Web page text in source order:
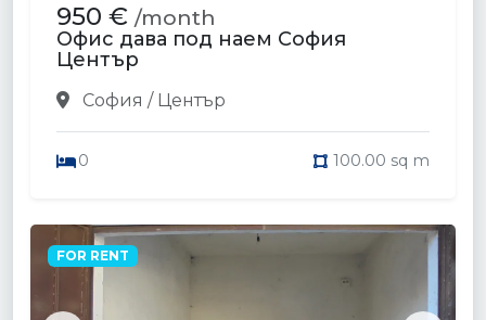
950 € /month
Офис дава под наем София
Център
София / Център
0 100.00 sq m
FOR RENT